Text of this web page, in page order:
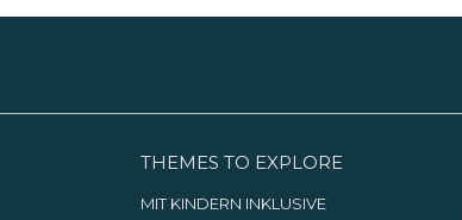
THEMES TO EXPLORE
MIT KINDERN INKLUSIVE